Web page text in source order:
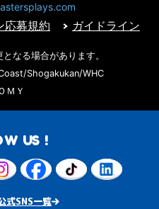
応募規約 ガイドライン
なる場合があります。
Shogakukan/WHC
ＭＹ
US !
式SNS一覧